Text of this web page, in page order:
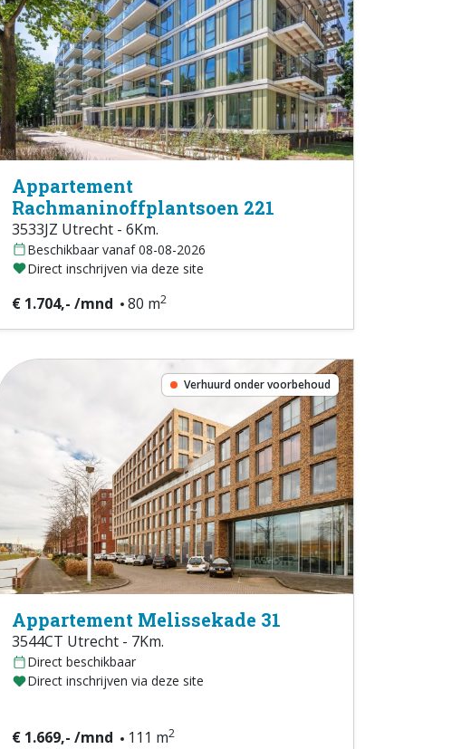
Appartement
Rachmaninoffplantsoen 221
3533JZ Utrecht - 6Km.
Beschikbaar vanaf 08-08-2026
Direct inschrijven via deze site
€ 1.704,- /mnd 80 m2
Verhuurd onder voorbehoud
Appartement Melissekade 31
3544CT Utrecht - 7Km.
Direct beschikbaar
Direct inschrijven via deze site
€ 1.669,- /mnd 111 m2